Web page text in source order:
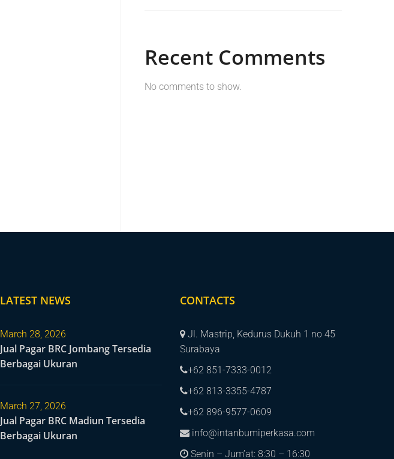
Recent Comments
No comments to show.
LATEST NEWS
March 28, 2026
Jual Pagar BRC Jombang Tersedia
Berbagai Ukuran
March 27, 2026
Jual Pagar BRC Madiun Tersedia
Berbagai Ukuran
CONTACTS
Jl. Mastrip, Kedurus Dukuh 1 no 45
Surabaya
+62 851-7333-0012
+62 813-3355-4787
+62 896-9577-0609
info@intanbumiperkasa.com
Senin – Jum’at: 8:30 – 16:30